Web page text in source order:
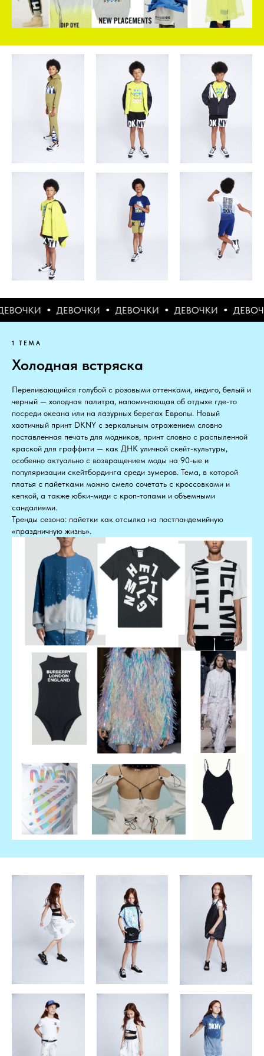
ДЕВОЧКИ ДЕВОЧКИ ДЕВОЧКИ ДЕВОЧКИ
1 ТЕМА
Холодная встряска
Переливающийся голубой с розовыми оттенками, индиго, белый и
черный — холодная палитра, напоминающая об отдыхе где-то
посреди океана или на лазурных берегах Европы. Новый
хаотичный принт DKNY с зеркальным отражением словно
поставленная печать для модников, принт словно с распыленной
краской для граффити — как ДНК уличной скейт-культуры,
особенно актуально с возвращением моды на 90-ые и
популяризации скейтбординга среди зумеров. Тема, в которой
платья с пайетками можно смело сочетать с кроссовками и
кепкой, а также юбки-миди с кроп-топами и объемными
сандалиями.
Тренды сезона: пайетки как отсылка на постпандемийную
«праздничную жизнь».